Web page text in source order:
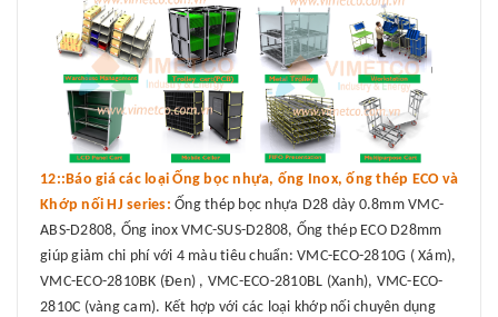
12::Báo giá các loại Ống bọc nhựa, ống Inox, ống thép ECO và
Khớp nối HJ series: Ống thép bọc nhựa D28 dày 0.8mm VMC-
ABS-D2808, Ống inox VMC-SUS-D2808, Ống thép ECO D28mm
giúp giảm chi phí với 4 màu tiêu chuẩn: VMC-ECO-2810G ( Xám),
VMC-ECO-2810BK (Đen) , VMC-ECO-2810BL (Xanh), VMC-ECO-
2810C (vàng cam). Kết hợp với các loại khớp nối chuyên dụng